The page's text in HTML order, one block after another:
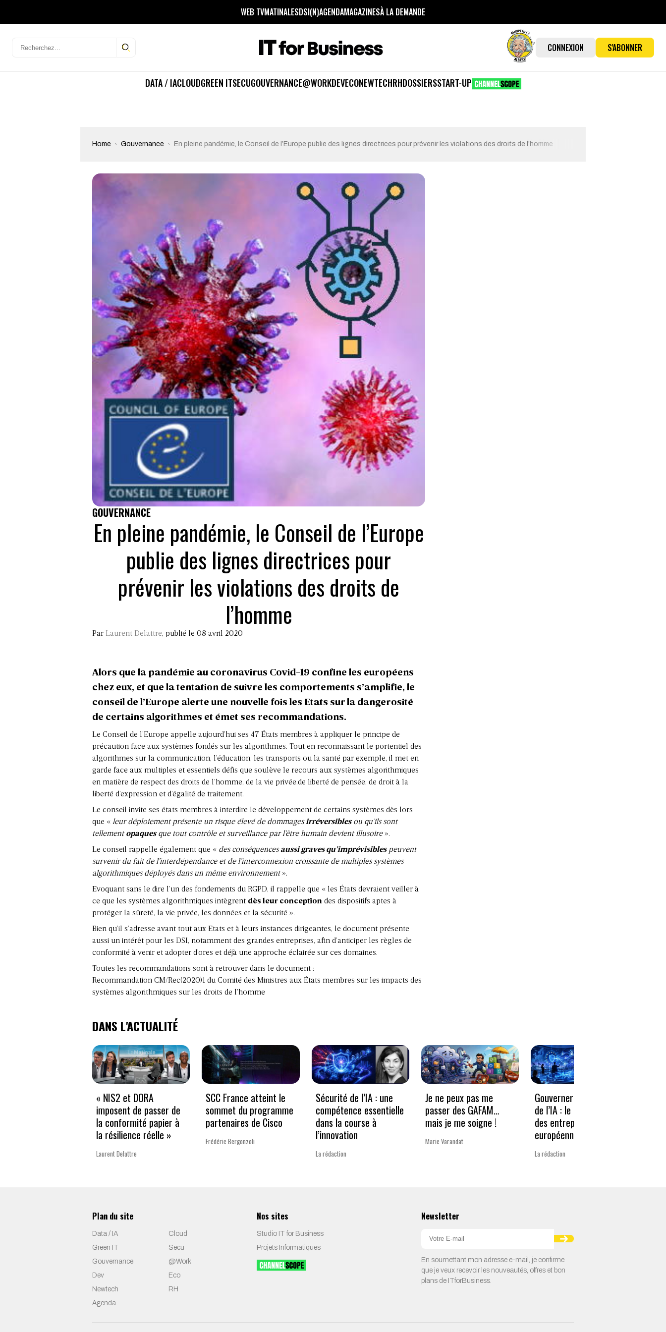
WEB TVMATINALESDSI(N)AGENDAMAGAZINESÀ LA DEMANDE
CONNEXION S'ABONNER
DATA / IACLOUDGREEN ITSECUGOUVERNANCE@WORKDEVECONEWTECHRHDOSSIERSSTART-UP
Home Gouvernance En pleine pandémie, le Conseil de l’Europe publie des lignes directrices pour prévenir les violations des droits de l’homme
GOUVERNANCE
En pleine pandémie, le Conseil de l’Europe
publie des lignes directrices pour
prévenir les violations des droits de
l’homme
Par Laurent Delattre, publié le 08 avril 2020
Alors que la pandémie au coronavirus Covid-19 confine les européens
chez eux, et que la tentation de suivre les comportements s’amplifie, le
conseil de l’Europe alerte une nouvelle fois les Etats sur la dangerosité
de certains algorithmes et émet ses recommandations.
Le Conseil de l’Europe appelle aujourd’hui ses 47 États membres à appliquer le principe de
précaution face aux systèmes fondés sur les algorithmes. Tout en reconnaissant le portentiel des
algorithmes sur la communication, l’éducation, les transports ou la santé par exemple, il met en
garde face aux multiples et essentiels défis que soulève le recours aux systèmes algorithmiques
en matière de respect des droits de l’homme, de la vie privée.de liberté de pensée, de droit à la
liberté d’expression et d’égalité de traitement.
Le conseil invite ses états membres à interdire le développement de certains systèmes dès lors
que « leur déploiement présente un risque élevé de dommagesirréversiblesou qu’ils sont
tellementopaquesque tout contrôle et surveillance par l’être humain devient illusoire».
Le conseil rappelle également que « des conséquencesaussi graves qu’imprévisiblespeuvent
survenir du fait de l’interdépendance et de l’interconnexion croissante de multiples systèmes
algorithmiques déployés dans un même environnement».
Evoquant sans le dire l’un des fondements du RGPD, il rappelle que « les États devraient veiller à
ce que les systèmes algorithmiques intègrent dès leur conception des dispositifs aptes à
protéger la sûreté, la vie privée, les données et la sécurité ».
Bien qu’il s’adresse avant tout aux Etats et à leurs instances dirigeantes, le document présente
aussi un intérêt pour les DSI, notamment des grandes entreprises, afin d’anticiper les règles de
conformité à venir et adopter d’ores et déjà une approche éclairée sur ces domaines.
Toutes les recommandations sont à retrouver dans le document :
Recommandation CM/Rec(2020)1 du Comité des Ministres aux États membres sur les impacts des
systèmes algorithmiques sur les droits de l’homme
DANS L'ACTUALITÉ
« NIS2 et DORA
imposent de passer de
la conformité papier à
la résilience réelle »
Laurent Delattre
SCC France atteint le
sommet du programme
partenaires de Cisco
Frédéric Bergonzoli
Sécurité de l’IA : une
compétence essentielle
dans la course à
l’innovation
La rédaction
Je ne peux pas me
passer des GAFAM…
mais je me soigne !
Marie Varandat
Gouverner à la vitesse
de l’IA : le nouveau défi
des entreprises
européennes
La rédaction
Plan du site
Data / IA
Cloud
Green IT
Secu
Gouvernance
@Work
Dev
Eco
Newtech
RH
Agenda
Nos sites
Studio IT for Business
Projets Informatiques
Newsletter
En soumettant mon adresse e-mail, je confirme
que je veux recevoir les nouveautés, offres et bon
plans de ITforBusiness.